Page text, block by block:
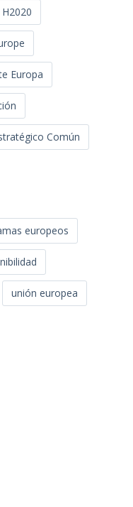
H2020
Europa
Común
europeos
unión europea